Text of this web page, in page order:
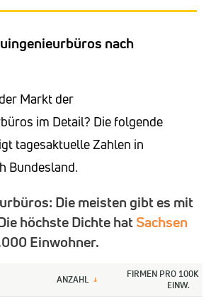
nach
Markt der
im Detail? Die folgende
tagesaktuelle Zahlen in
Bundesland.
Die meisten gibt es mit
höchste Dichte hatSachsen
Einwohner.
ANZAHL ↓
FIRMEN PRO 100K
EINW.